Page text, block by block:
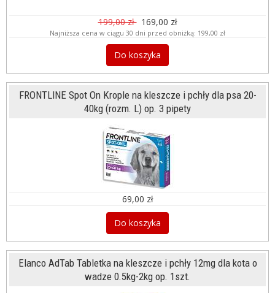
199,00 zł 169,00 zł
Najniższa cena w ciągu 30 dni przed obniżką: 199,00 zł
Do koszyka
FRONTLINE Spot On Krople na kleszcze i pchły dla psa 20-
40kg (rozm. L) op. 3 pipety
69,00 zł
Do koszyka
Elanco AdTab Tabletka na kleszcze i pchły 12mg dla kota o
wadze 0.5kg-2kg op. 1szt.